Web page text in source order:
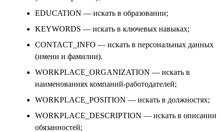
EDUCATION — искать в образовании;
KEYWORDS — искать в ключевых навыках;
CONTACT_INFO — искать в персональных данных
(имени и фамилии).
WORKPLACE_ORGANIZATION — искать в
наименованиях компаний-работодателей;
WORKPLACE_POSITION — искать в должностях;
WORKPLACE_DESCRIPTION — искать в описании
обязанностей;